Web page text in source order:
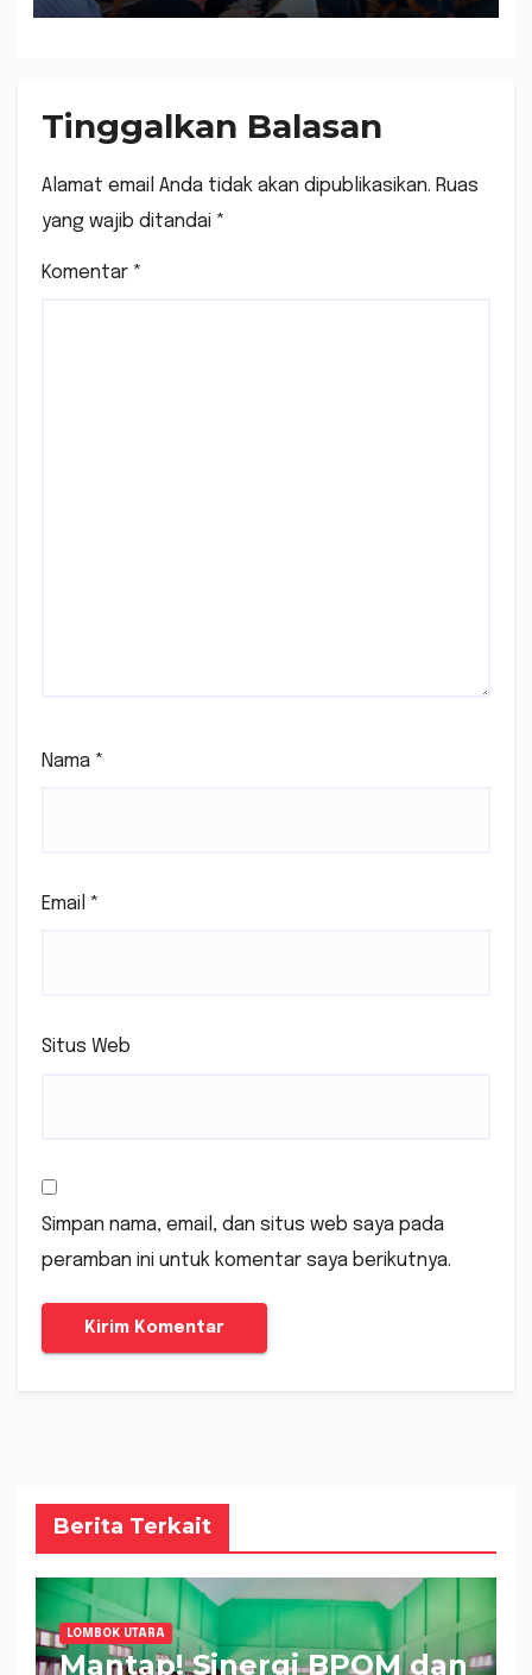
Tinggalkan Balasan
Alamat email Anda tidak akan dipublikasikan. Ruas
yang wajib ditandai *
Komentar *
Nama *
Email *
Situs Web
Simpan nama, email, dan situs web saya pada
peramban ini untuk komentar saya berikutnya.
Berita Terkait
LOMBOK UTARA
Mantap! Sinergi BPOM dan